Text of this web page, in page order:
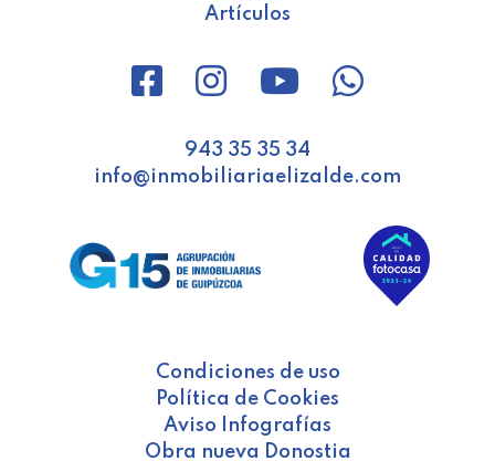
Artículos
943 35 35 34
info@inmobiliariaelizalde.com
Condiciones de uso
Política de Cookies
Aviso Infografías
Obra nueva Donostia